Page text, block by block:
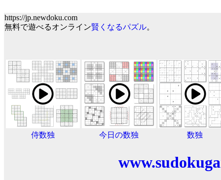
https://jp.newdoku.com
無料で遊べるオンライン賢くなるパズル。
侍数独 今日の数独 数独